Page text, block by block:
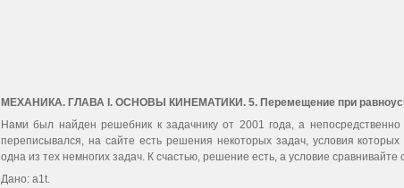
МЕХАНИКА. ГЛАВА I. ОСНОВЫ КИНЕМАТИКИ. 5. Перемещение при
Нами был найден решебник к задачнику от 2001 года, а
переписывался, на сайте есть решения некоторых задач, условия
одна из тех немногих задач. К счастью, решение есть, а условие сравнивайте
Дано: a1t.